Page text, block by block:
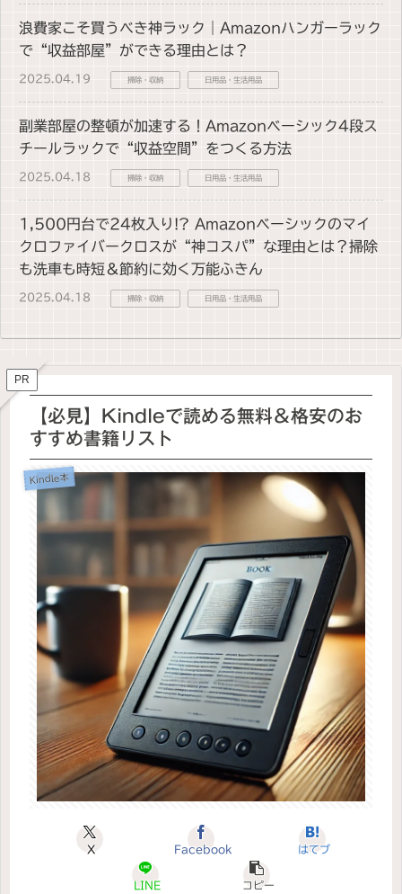
浪費家こそ買うべき神ラック｜Amazonハンガーラック
で“収益部屋”ができる理由とは？
2025.04.19 掃除・収納 日用品・生活用品
副業部屋の整頓が加速する！Amazonベーシック4段ス
チールラックで“収益空間”をつくる方法
2025.04.18 掃除・収納 日用品・生活用品
1,500円台で24枚入り!? Amazonベーシックのマイ
クロファイバークロスが“神コスパ”な理由とは？掃除
も洗車も時短＆節約に効く万能ふきん
2025.04.18 掃除・収納 日用品・生活用品
PR
【必見】Kindleで読める無料＆格安のお
すすめ書籍リスト
Kindle本
X Facebook はてブ
LINE コピー